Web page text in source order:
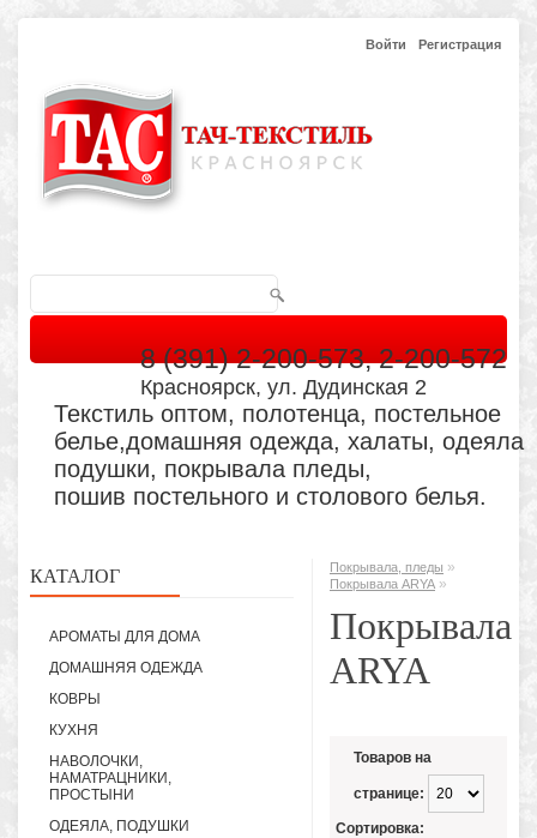
Войти Регистрация
8 (391) 2-200-573, 2-200-572
Красноярск, ул. Дудинская 2
Текстиль оптом, полотенца, постельное
белье,домашняя одежда, халаты, одеяла
подушки, покрывала пледы,
пошив постельного и столового белья.
КАТАЛОГ
АРОМАТЫ ДЛЯ ДОМА
ДОМАШНЯЯ ОДЕЖДА
КОВРЫ
КУХНЯ
НАВОЛОЧКИ,
НАМАТРАЦНИКИ,
ПРОСТЫНИ
ОДЕЯЛА, ПОДУШКИ
Покрывала, пледы »
Покрывала ARYA »
Покрывала
ARYA
Товаров на
странице:
Сортировка: